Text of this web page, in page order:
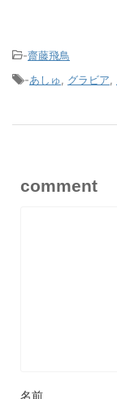
-齋藤飛鳥
-あしゅ グラビア
comment
名前